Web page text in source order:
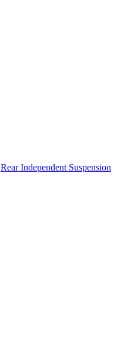
Rear Independent Suspension